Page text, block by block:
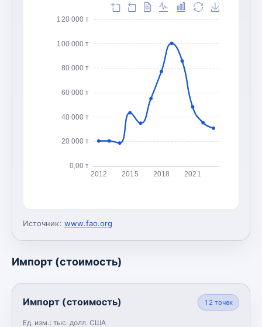
0,00 т
20 000 т
40 000 т
60 000 т
80 000 т
100 000 т
120 000 т
2012 2015 2018 2021
Источник: www.fao.org
Импорт (стоимость)
Импорт (стоимость)
Ед. изм.: тыс. долл. США
12 точек